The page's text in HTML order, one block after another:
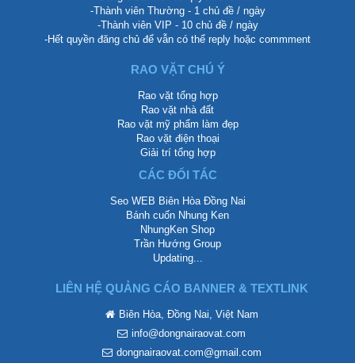
-Thành viên Thường - 1 chủ đề / ngày
-Thành viên VIP - 10 chủ đề / ngày
-Hết quyền đăng chủ để vẫn có thể reply hoặc commment
RAO VẶT CHÚ Ý
Rao vặt tổng hợp
Rao vặt nhà đất
Rao vặt mỹ phẩm làm đẹp
Rao vặt điện thoại
Giải trí tổng hợp
CÁC ĐỐI TÁC
Seo WEB Biên Hòa Đồng Nai
Bánh cuốn Nhung Ken
NhungKen Shop
Trần Hướng Group
Updating...
LIÊN HỆ QUẢNG CÁO BANNER & TEXTLINK
Biên Hòa, Đồng Nai, Việt Nam
info@dongnairaovat.com
dongnairaovat.com@gmail.com